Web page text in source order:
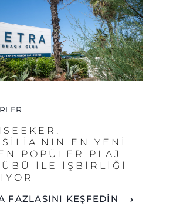
ILE İŞBIRLIĞI
FAZLASINI KEŞFEDİN